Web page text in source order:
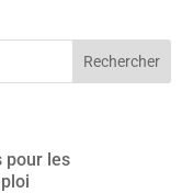
pour les